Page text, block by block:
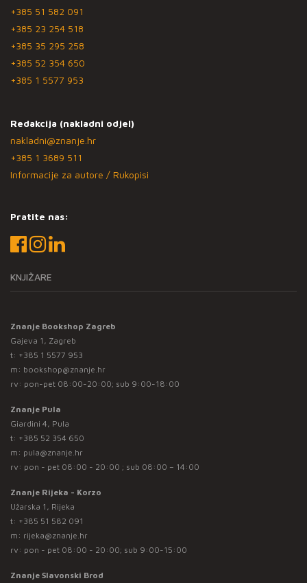
+385 51 582 091
+385 23 254 518
+385 35 295 258
+385 52 354 650
+385 1 5577 953
Redakcija (nakladni odjel)
nakladni@znanje.hr
+385 1 3689 511
Informacije za autore / Rukopisi
Pratite nas:
KNJIŽARE
Znanje Bookshop Zagreb
Gajeva 1, Zagreb
t: +385 1 5577 953
m: bookshop@znanje.hr
rv: pon-pet 08:00-20:00; sub 9:00-18:00
Znanje Pula
Giardini 4, Pula
t: +385 52 354 650
m: pula@znanje.hr
rv: pon - pet 08:00 - 20:00 ; sub 08:00 – 14:00
Znanje Rijeka - Korzo
Užarska 1, Rijeka
t: +385 51 582 091
m: rijeka@znanje.hr
rv: pon - pet 08:00 - 20:00; sub 9:00-15:00
Znanje Slavonski Brod